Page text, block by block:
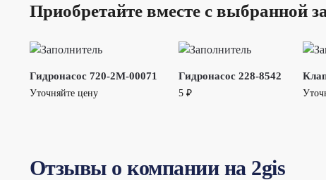
Приобретайте вместе с выбранной
Гидронасос 720-2M-00071
Уточняйте цену
Гидронасос 228-8542
5 ₽
Отзывы о компании на 2gis